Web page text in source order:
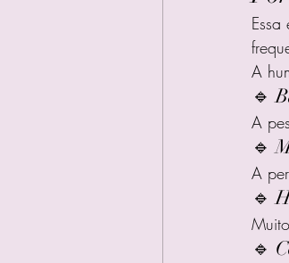
A
🔹
A
🔹
A
🔹
🔹